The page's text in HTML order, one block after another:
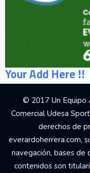
Your Add Here !!
© 2017 Un Equipo
Comercial Udesa
derechos de
everardoherrera.com,
navegación, bases
contenidos son